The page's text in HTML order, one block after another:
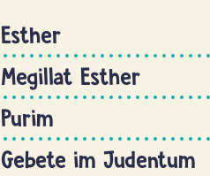
Esther
Megillat Esther
Purim
Gebete im Judentum